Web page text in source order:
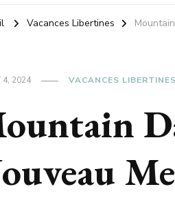
Vacances Libertines
4, 2024 VACANCES LIBERTINES